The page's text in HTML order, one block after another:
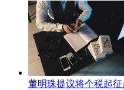
董明珠提议将个税起